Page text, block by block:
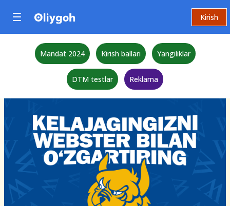
Kirish
Mandat 2024 Kirish ballari Yangiliklar
DTM testlar Reklama